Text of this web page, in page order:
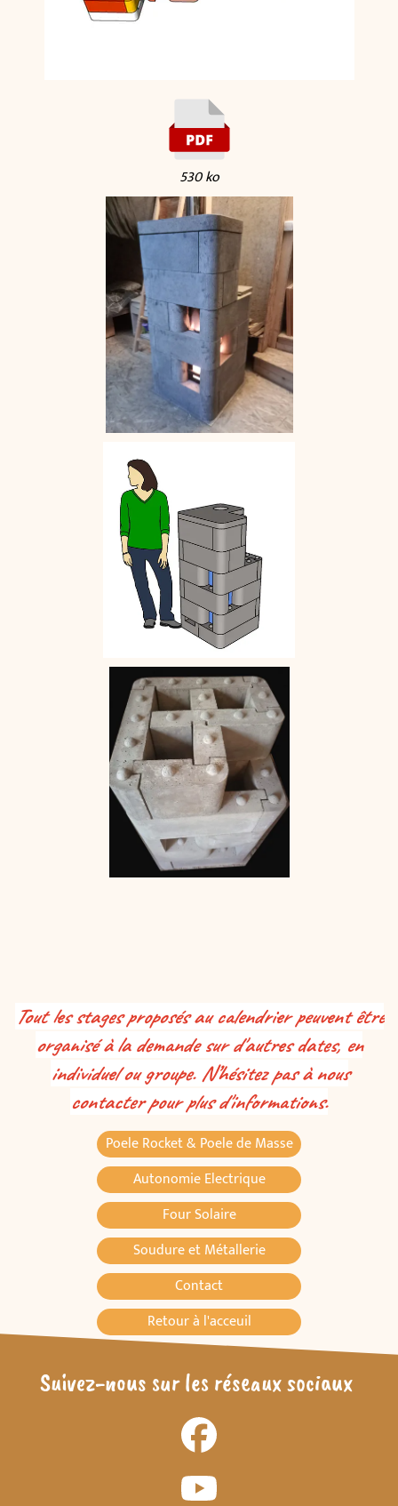
530 ko
Tout les stages proposés au calendrier peuvent être
organisé à la demande sur d'autres dates, en
individuel ou groupe. N’hésitez pas à nous
contacter pour plus d'informations.
Poele Rocket & Poele de Masse
Autonomie Electrique
Four Solaire
Soudure et Métallerie
Contact
Retour à l'acceuil
Suivez-nous sur les réseaux sociaux